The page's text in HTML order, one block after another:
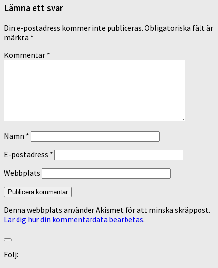
Lämna ett svar
Din e-postadress kommer inte publiceras. Obligatoriska fält är
märkta *
Kommentar *
Namn *
E-postadress *
Webbplats
Denna webbplats använder Akismet för att minska skräppost.
Lär dig hur din kommentardata bearbetas.
Följ: